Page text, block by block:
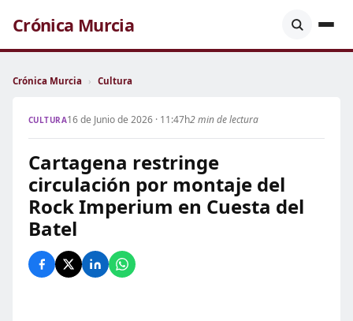
Crónica Murcia
Crónica Murcia › Cultura
CULTURA16 de Junio de 2026 · 11:47h2 min de lectura
Cartagena restringe
circulación por montaje del
Rock Imperium en Cuesta del
Batel